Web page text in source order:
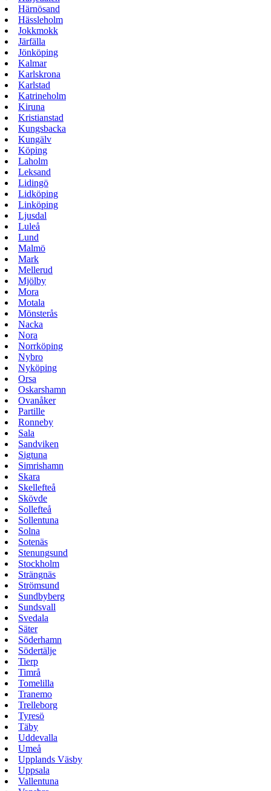
Härnösand
Hässleholm
Jokkmokk
Järfälla
Jönköping
Kalmar
Karlskrona
Karlstad
Katrineholm
Kiruna
Kristianstad
Kungsbacka
Kungälv
Köping
Laholm
Leksand
Lidingö
Lidköping
Linköping
Ljusdal
Luleå
Lund
Malmö
Mark
Mellerud
Mjölby
Mora
Motala
Mönsterås
Nacka
Nora
Norrköping
Nybro
Nyköping
Orsa
Oskarshamn
Ovanåker
Partille
Ronneby
Sala
Sandviken
Sigtuna
Simrishamn
Skara
Skellefteå
Skövde
Sollefteå
Sollentuna
Solna
Sotenäs
Stenungsund
Stockholm
Strängnäs
Strömsund
Sundbyberg
Sundsvall
Svedala
Säter
Söderhamn
Södertälje
Tierp
Timrå
Tomelilla
Tranemo
Trelleborg
Tyresö
Täby
Uddevalla
Umeå
Upplands Väsby
Uppsala
Vallentuna